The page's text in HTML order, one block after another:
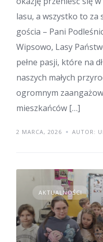
lasu, a wszystko to
gościa – Pani
Wipsowo, Lasy
pełne pasji, które na
naszych małych
ogromnym
mieszkańców […]
2 MARCA, 2026 AUTOR:
AKTUALNOŚCI